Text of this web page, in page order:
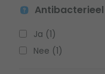
Antibacterieel
Ja (1)
Nee (1)